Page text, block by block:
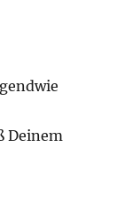
Deinem